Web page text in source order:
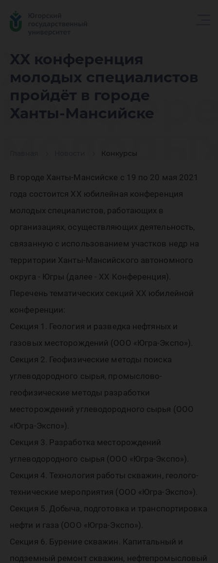
XX конференция
молодых специалистов
пройдёт в городе
Ханты-Мансийске
Конкурсы
XX
городе
Ханты-
В городе Ханты-Мансийске с 19 по 20 мая 2021
года состоится ХХ юбилейная конференция
молодых специалистов, работающих в
организациях, осуществляющих деятельность,
связанную с использованием участков недр на
территории Ханты-Мансийского автономного
округа - Югры (далее - XX Конференция).
Перечень тематических секций XX юбилейной
конференции:
Секция 1. Геология и разведка нефтяных и
газовых месторождений (ООО «Югра-Экспо»).
Секция 2. Геофизические методы поиска
углеводородного сырья, промыслово-
геофизические методы разработки
месторождений углеводородного сырья (ООО
«Югра-Экспо»).
Секция 3. Разработка месторождений
углеводородного сырья (ООО «Югра-Экспо»).
Секция 4. Технология работы скважин, геолого-
технические мероприятия (ООО «Югра-Экспо»).
Секция 5. Добыча, подготовка и транспортировка
нефти и газа (ООО «Югра-Экспо»).
Секция 6. Бурение скважин. Капитальный и
подземный ремонт скважин, нефтепромысловый